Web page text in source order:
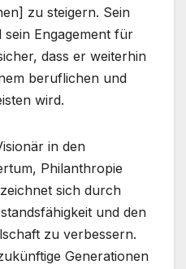
zu steigern. Sein
Engagement für
dass er weiterhin
beruflichen und
wird.
in den
Philanthropie
sich durch
und den
zu verbessern.
Generationen